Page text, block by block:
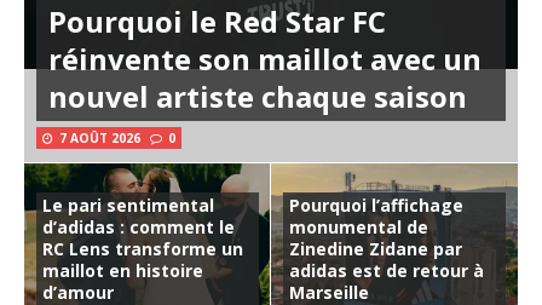
Pourquoi le Red Star FC
réinvente son maillot avec un
nouvel artiste chaque saison
7 AOÛT 2026 0
Le pari sentimental
d’adidas : comment le
RC Lens transforme un
maillot en histoire
d’amour
Pourquoi l’affichage
monumental de
Zinedine Zidane par
adidas est de retour à
Marseille